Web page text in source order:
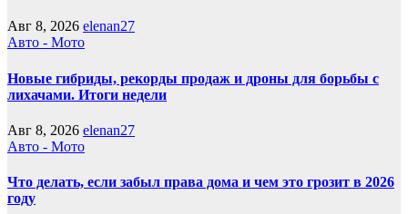
Авг 8, 2026 elenan27
Авто - Мото
Новые гибриды, рекорды продаж и дроны для борьбы с
лихачами. Итоги недели
Авг 8, 2026 elenan27
Авто - Мото
Что делать, если забыл права дома и чем это грозит в 2026
году